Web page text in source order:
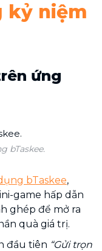
kỷ niệm
ứng
bTaskee.
bTaskee,
game hấp dẫn
ghép để mở ra
quà giá trị.
đầu tiên “Gửi trọn